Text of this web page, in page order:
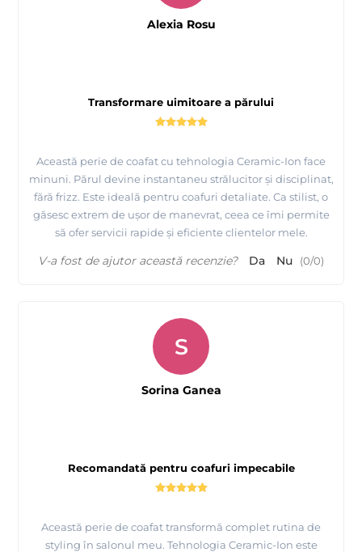
Transformare uimitoare a părului
Această perie de coafat cu tehnologia Ceramic-Ion face
minuni. Părul devine instantaneu strălucitor și disciplinat,
fără frizz. Este ideală pentru coafuri detaliate. Ca stilist, o
găsesc extrem de ușor de manevrat, ceea ce îmi permite
să ofer servicii rapide și eficiente clientelor mele.
Alexia Rosu
V-a fost de ajutor această recenzie? Da Nu (0/0)
Recomandată pentru coafuri impecabile
Această perie de coafat transformă complet rutina de
styling în salonul meu. Tehnologia Ceramic-Ion este
S
Sorina Ganea